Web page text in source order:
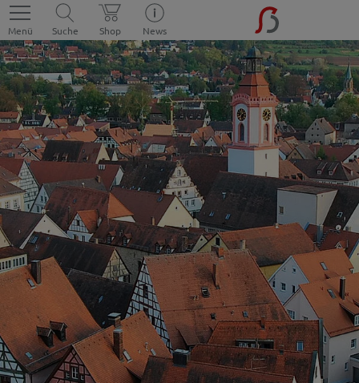
Menü Suche Shop News